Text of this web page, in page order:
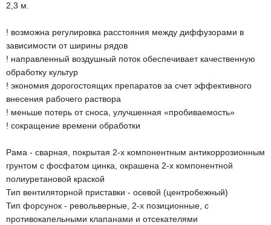
2,3 м.
! возможна регулировка расстояния между диффузорами в
зависимости от ширины рядов
! направленный воздушный поток обеспечивает качественную
обработку культур
! экономия дорогостоящих препаратов за счет эффективного
внесения рабочего раствора
! меньше потерь от сноса, улучшенная «пробиваемость»
! сокращение времени обработки
Рама - сварная, покрытая 2-х компонентным антикоррозионным
грунтом с фосфатом цинка, окрашена 2-х компонентной
полиуретановой краской
Тип вентиляторной приставки - осевой (центробежный)
Тип форсунок - револьверные, 2-х позиционные, с
противокапельными клапанами и отсекателями